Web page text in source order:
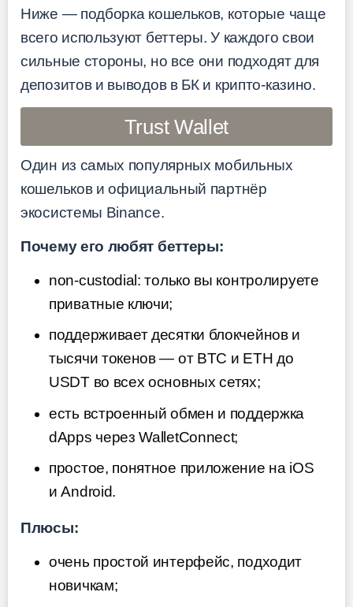
Ниже — подборка кошельков, которые чаще
всего используют беттеры. У каждого свои
сильные стороны, но все они подходят для
депозитов и выводов в БК и крипто-казино.
Trust Wallet
Один из самых популярных мобильных
кошельков и официальный партнёр
экосистемы Binance.
Почему его любят беттеры:
non-custodial: только вы контролируете
приватные ключи;
поддерживает десятки блокчейнов и
тысячи токенов — от BTC и ETH до
USDT во всех основных сетях;
есть встроенный обмен и поддержка
dApps через WalletConnect;
простое, понятное приложение на iOS
и Android.
Плюсы:
очень простой интерфейс, подходит
новичкам;